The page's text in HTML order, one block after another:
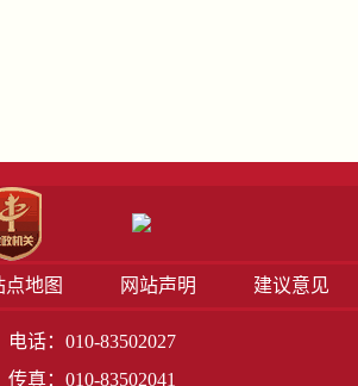
点地图 网站声明 建议意见
电话：010-83502027
传真：010-83502041